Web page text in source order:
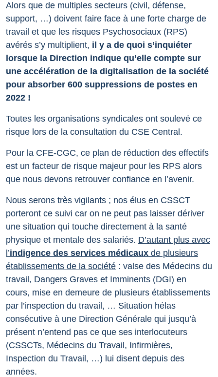
Alors que de multiples secteurs (civil, défense,
support, …) doivent faire face à une forte charge de
travail et que les risques Psychosociaux (RPS)
avérés s’y multiplient, il y a de quoi s’inquiéter
lorsque la Direction indique qu’elle compte sur
une accélération de la digitalisation de la société
pour absorber 600 suppressions de postes en
2022 !
Toutes les organisations syndicales ont soulevé ce
risque lors de la consultation du CSE Central.
Pour la CFE-CGC, ce plan de réduction des effectifs
est un facteur de risque majeur pour les RPS alors
que nous devons retrouver confiance en l’avenir.
Nous serons très vigilants ; nos élus en CSSCT
porteront ce suivi car on ne peut pas laisser dériver
une situation qui touche directement à la santé
physique et mentale des salariés. D’autant plus avec
l’indigence des services médicaux de plusieurs
établissements de la société : valse des Médecins du
travail, Dangers Graves et Imminents (DGI) en
cours, mise en demeure de plusieurs établissements
par l’inspection du travail, … Situation hélas
consécutive à une Direction Générale qui jusqu’à
présent n’entend pas ce que ses interlocuteurs
(CSSCTs, Médecins du Travail, Infirmières,
Inspection du Travail, …) lui disent depuis des
années.